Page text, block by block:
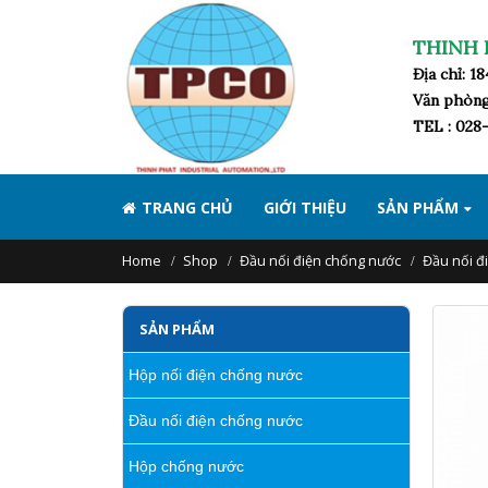
THINH
Địa chỉ:
Văn
TEL :
TRANG CHỦ GIỚI THIỆU SẢN PHẨM
Home Shop Đầu nối điện chống nước Đầu nối
SẢN PHẨM
Hộp nối điện chống nước
Đầu nối điện chống nước
Hộp chống nước